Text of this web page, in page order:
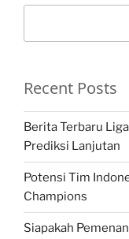
Recent Posts
Berita Terbaru
Prediksi Lanjutan
Potensi Tim
Champions
Siapakah